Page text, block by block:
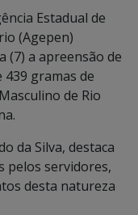
Estadual de
(Agepen)
(7) a apreensão de
gramas de
de Rio
da Silva, destaca
pelos servidores,
desta natureza